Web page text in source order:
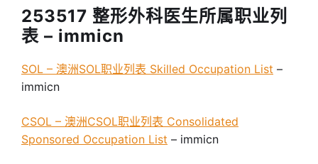
253517 整形外科医生所属职业列
表 – immicn
SOL – 澳洲SOL职业列表 Skilled Occupation List –
immicn
CSOL – 澳洲CSOL职业列表 Consolidated
Sponsored Occupation List – immicn